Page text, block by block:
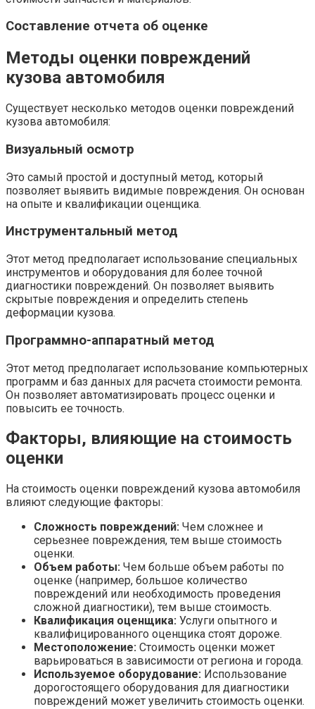
Составление отчета об оценке
Методы оценки повреждений
кузова автомобиля
Существует несколько методов оценки повреждений
кузова автомобиля:
Визуальный осмотр
Это самый простой и доступный метод, который
позволяет выявить видимые повреждения. Он основан
на опыте и квалификации оценщика.
Инструментальный метод
Этот метод предполагает использование специальных
инструментов и оборудования для более точной
диагностики повреждений. Он позволяет выявить
скрытые повреждения и определить степень
деформации кузова.
Программно-аппаратный метод
Этот метод предполагает использование компьютерных
программ и баз данных для расчета стоимости ремонта.
Он позволяет автоматизировать процесс оценки и
повысить ее точность.
Факторы, влияющие на стоимость
оценки
На стоимость оценки повреждений кузова автомобиля
влияют следующие факторы:
Сложность повреждений: Чем сложнее и
серьезнее повреждения, тем выше стоимость
оценки.
Объем работы: Чем больше объем работы по
оценке (например, большое количество
повреждений или необходимость проведения
сложной диагностики), тем выше стоимость.
Квалификация оценщика: Услуги опытного и
квалифицированного оценщика стоят дороже.
Местоположение: Стоимость оценки может
варьироваться в зависимости от региона и города.
Используемое оборудование: Использование
дорогостоящего оборудования для диагностики
повреждений может увеличить стоимость оценки.